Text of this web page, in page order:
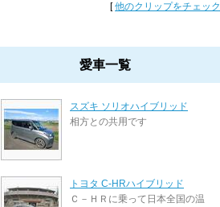
[他のクリップをチェック
愛車一覧
スズキ ソリオハイブリッド
相方との共用です
トヨタ C-HRハイブリッド
Ｃ－ＨＲに乗って日本全国の温